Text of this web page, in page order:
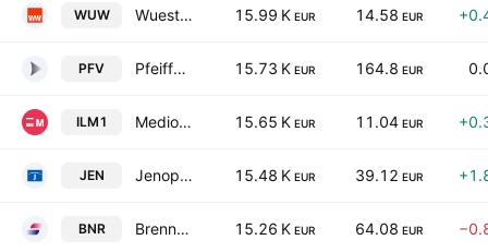
WUW Wuestenrot & Wuerttembergische AG 15.99 K EUR 14.58 EUR
PFV Pfeiffer Vacuum Technology AG 15.73 K EUR 164.8 EUR
ILM1 Medios AG 15.65 K EUR 11.04 EUR
JEN Jenoptik AG 15.48 K EUR 39.12 EUR
BNR Brenntag SE 15.26 K EUR 64.08 EUR